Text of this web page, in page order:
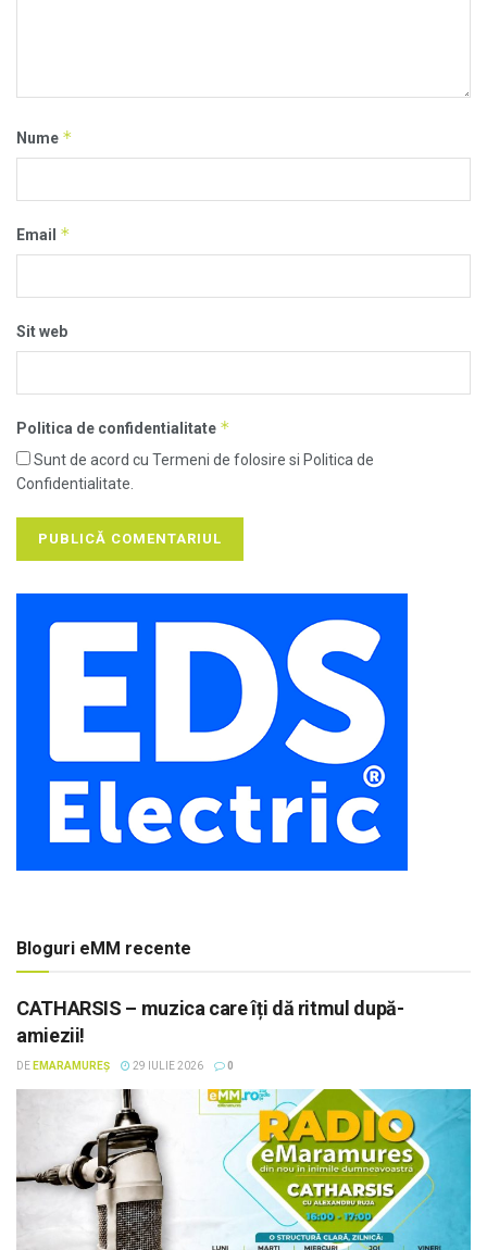
Nume *
Email *
Sit web
Politica de confidentialitate *
Sunt de acord cu Termeni de folosire si Politica de
Confidentialitate.
Bloguri eMM recente
CATHARSIS – muzica care îți dă ritmul după-
amiezii!
DE EMARAMUREȘ 29 IULIE 2026 0